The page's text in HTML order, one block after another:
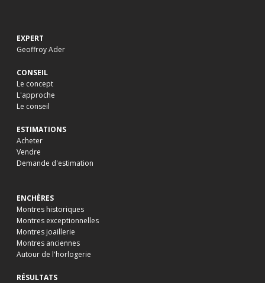
EXPERT
Geoffroy Ader
CONSEIL
Le concept
L'approche
Le conseil
ESTIMATIONS
Acheter
Vendre
Demande d'estimation
ENCHÈRES
Montres historiques
Montres exceptionnelles
Montres joaillerie
Montres anciennes
Autour de l'horlogerie
RÉSULTATS